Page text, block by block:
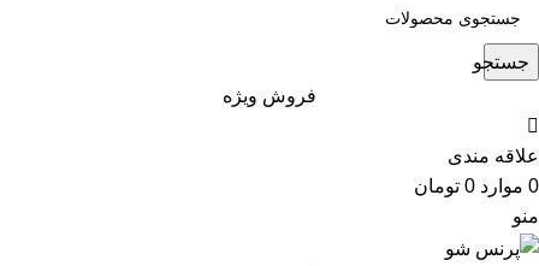
جستجو
فروش ویژه
علاقه مندی
0 موارد 0 تومان
منو